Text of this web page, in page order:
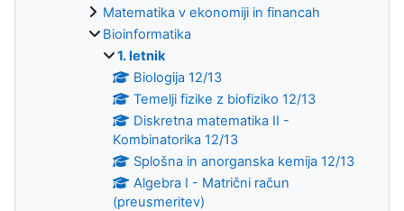
Matematika v ekonomiji in financah
Bioinformatika
1. letnik
Biologija 12/13
Temelji fizike z biofiziko 12/13
Diskretna matematika II -
Kombinatorika 12/13
Splošna in anorganska kemija 12/13
Algebra I - Matrični račun
(preusmeritev)